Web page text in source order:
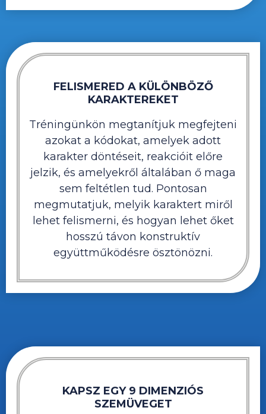
FELISMERED A KÜLÖNBÖZŐ
KARAKTEREKET
Tréningünkön megtanítjuk megfejteni
azokat a kódokat, amelyek adott
karakter döntéseit, reakcióit előre
jelzik, és amelyekről általában ő maga
sem feltétlen tud. Pontosan
megmutatjuk, melyik karaktert miről
lehet felismerni, és hogyan lehet őket
hosszú távon konstruktív
együttműködésre ösztönözni.
KAPSZ EGY 9 DIMENZIÓS
SZEMÜVEGET